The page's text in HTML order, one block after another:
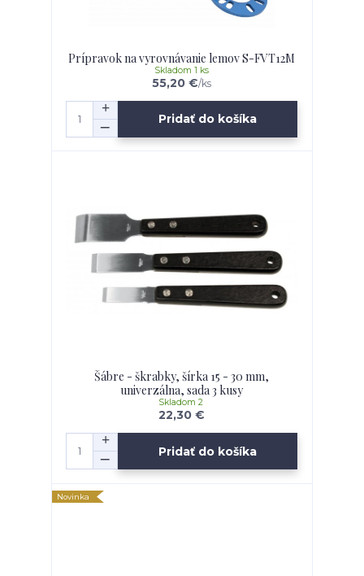
Prípravok na vyrovnávanie lemov S-FVT12M
55,20 €/ks
Skladom 1 ks
Pridať do košíka
Šábre - škrabky, šírka 15 - 30 mm,
univerzálna, sada 3 kusy
22,30 €
Skladom 2
Pridať do košíka
Novinka